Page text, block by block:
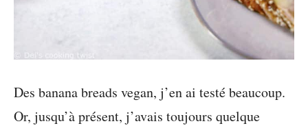
Des banana breads vegan, j’en ai testé beaucoup.
Or, jusqu’à présent, j’avais toujours quelque